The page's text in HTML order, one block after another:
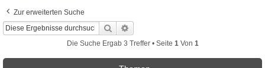
Zur erweiterten Suche
Suche
Die Suche Ergab 3 Treffer • Seite 1 Von 1